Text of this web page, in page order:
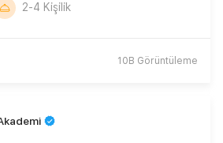
2-4 Kişilik
10B Görüntüleme